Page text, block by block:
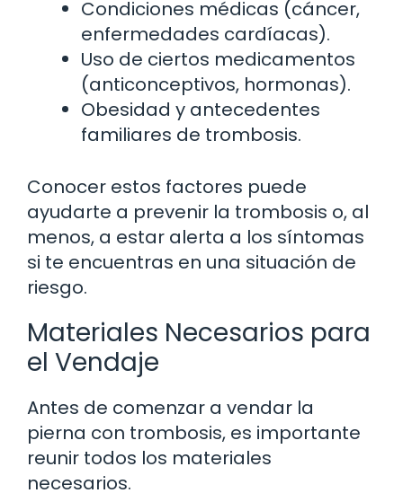
Condiciones médicas (cáncer,
enfermedades cardíacas).
Uso de ciertos medicamentos
(anticonceptivos, hormonas).
Obesidad y antecedentes
familiares de trombosis.
Conocer estos factores puede
ayudarte a prevenir la trombosis o, al
menos, a estar alerta a los síntomas
si te encuentras en una situación de
riesgo.
Materiales Necesarios para
el Vendaje
Antes de comenzar a vendar la
pierna con trombosis, es importante
reunir todos los materiales
necesarios.